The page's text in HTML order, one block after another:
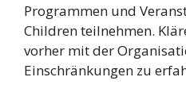
Programmen und
Children teilnehmen.
vorher mit der
Einschränkungen zu